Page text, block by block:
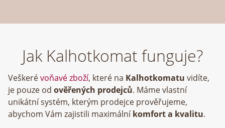
Jak Kalhotkomat funguje?
Veškerévoňavé zboží, které na Kalhotkomatu vidíte,
je pouze od ověřených prodejců. Máme vlastní
unikátní systém, kterým prodejce prověřujeme,
abychom Vám zajistili maximálníkomfort a kvalitu.